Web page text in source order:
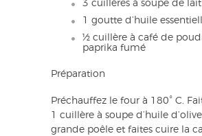
3 cuillères à soupe de
1 goutte d’huile
½ cuillère à café de
paprika fumé
Préparation
Préchauffez le four à 180° C.
1 cuillère à soupe d’huile
grande poêle et faites cuire la